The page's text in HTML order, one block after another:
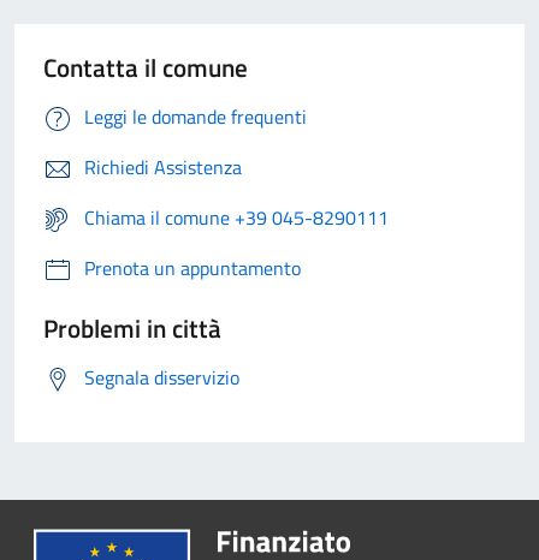
Contatta il comune
Leggi le domande frequenti
Richiedi Assistenza
Chiama il comune +39 045-8290111
Prenota un appuntamento
Problemi in città
Segnala disservizio